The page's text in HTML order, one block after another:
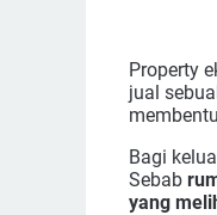
Property
jual
Bagi
Sebab
yang